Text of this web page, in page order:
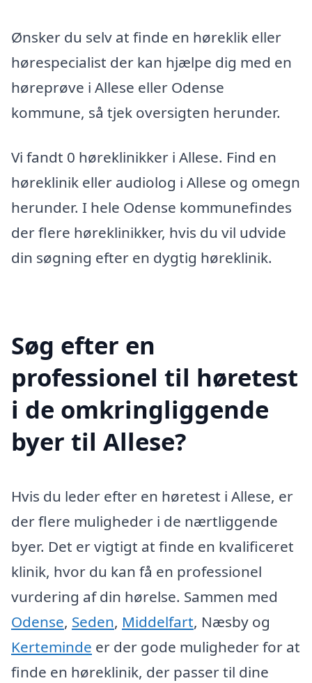
Ønsker du selv at finde en høreklik eller
hørespecialist der kan hjælpe dig med en
høreprøve i Allese eller Odense
kommune, så tjek oversigten herunder.
Vi fandt 0 høreklinikker i Allese. Find en
høreklinik eller audiolog i Allese og omegn
herunder. I hele Odense kommunefindes
der flere høreklinikker, hvis du vil udvide
din søgning efter en dygtig høreklinik.
Søg efter en
professionel til høretest
i de omkringliggende
byer til Allese?
Hvis du leder efter en høretest i Allese, er
der flere muligheder i de nærtliggende
byer. Det er vigtigt at finde en kvalificeret
klinik, hvor du kan få en professionel
vurdering af din hørelse. Sammen med
Odense, Seden, Middelfart, Næsby og
Kerteminde er der gode muligheder for at
finde en høreklinik, der passer til dine